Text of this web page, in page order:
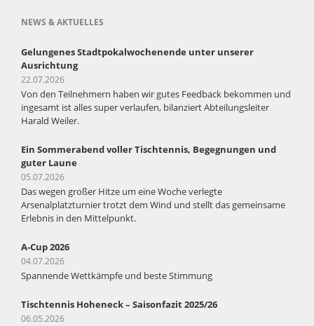
NEWS & AKTUELLES
Gelungenes Stadtpokalwochenende unter unserer
Ausrichtung
22.07.2026
Von den Teilnehmern haben wir gutes Feedback bekommen und
ingesamt ist alles super verlaufen, bilanziert Abteilungsleiter
Harald Weiler.
Ein Sommerabend voller Tischtennis, Begegnungen und
guter Laune
05.07.2026
Das wegen großer Hitze um eine Woche verlegte
Arsenalplatzturnier trotzt dem Wind und stellt das gemeinsame
Erlebnis in den Mittelpunkt.
A-Cup 2026
04.07.2026
Spannende Wettkämpfe und beste Stimmung
Tischtennis Hoheneck – Saisonfazit 2025/26
06.05.2026